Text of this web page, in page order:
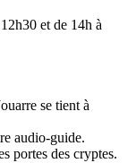
et de 14h à
se tient à
audio-guide.
portes des cryptes.